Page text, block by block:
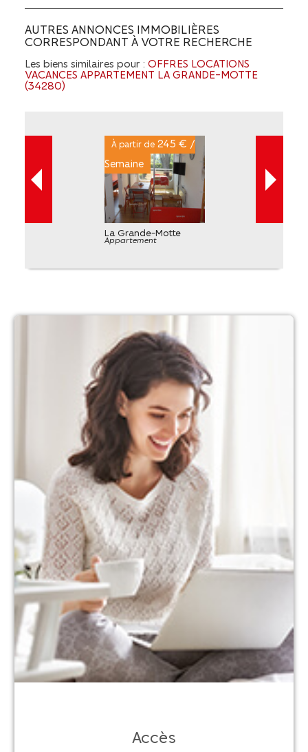
AUTRES ANNONCES IMMOBILIÈRES
CORRESPONDANT À VOTRE RECHERCHE
Les biens similaires pour : OFFRES LOCATIONS
VACANCES APPARTEMENT LA GRANDE-MOTTE
(34280)
À partir de 245 € /
Semaine
La Grande-Motte
Appartement
Accès